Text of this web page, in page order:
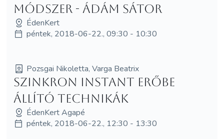
módszer - Ádám Sátor
ÉdenKert
péntek, 2018-06-22., 09:30 - 10:30
Pozsgai Nikoletta, Varga Beatrix
Szinkron Instant Erőbe
Állító technikák
ÉdenKert Agapé
péntek, 2018-06-22., 12:30 - 13:30